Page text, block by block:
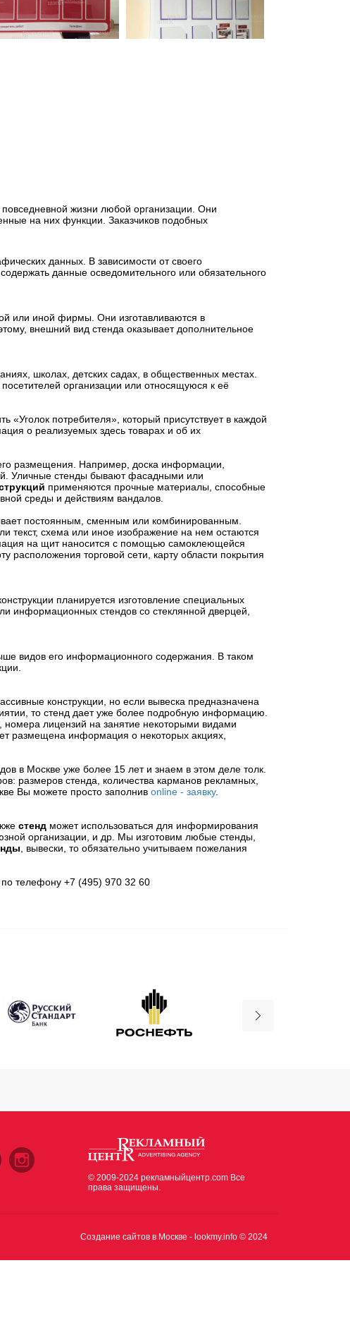
жизни любой организации. Они
на них функции. Заказчиков подобных
данных. В зависимости от своего
данные осведомительного или обязательного
или иной фирмы. Они изготавливаются в
внешний вид стенда оказывает дополнительное
школах, детских садах, в общественных местах.
организации или относящуюся к её
«Уголок потребителя», который присутствует в каждой
о реализуемых здесь товарах и об их
размещения. Например, доска информации,
Уличные стенды бывают фасадными или
применяются прочные материалы, способные
среды и действиям вандалов.
постоянным, сменным или комбинированным.
текст, схема или иное изображение на нем остаются
на щит наносится с помощью самоклеющейся
расположения торговой сети, карту области покрытия
планируется изготовление специальных
информационных стендов со стеклянной дверцей,
видов его информационного содержания. В таком
конструкции, но если вывеска предназначена
то стенд дает уже более подробную информацию.
номера лицензий на занятие некоторыми видами
размещена информация о некоторых акциях,
в Москве уже более 15 лет и знаем в этом деле толк.
размеров стенда, количества карманов рекламных,
Вы можете просто заполнив online - заявку.
стенд может использоваться для информирования
организации, и др. Мы изготовим любые стенды,
, вывески, то обязательно учитываем пожелания
телефону +7 (495) 970 32 60
© 2009-2024 рекламныйцентр.com Все
права защищены.
Создание сайтов в Москве - lookmy.info © 2024